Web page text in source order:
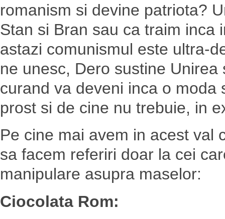
romanism si devine patriota?
Stan si Bran sau ca traim inca
astazi comunismul este ultra-
ne unesc, Dero sustine
curand va deveni inca o
prost si de cine nu trebuie, in
Pe cine mai avem in acest val
sa facem referiri doar la cei
manipulare asupra maselor:
Ciocolata Rom: